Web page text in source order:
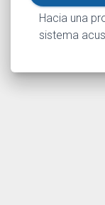
Hacia una
sistema